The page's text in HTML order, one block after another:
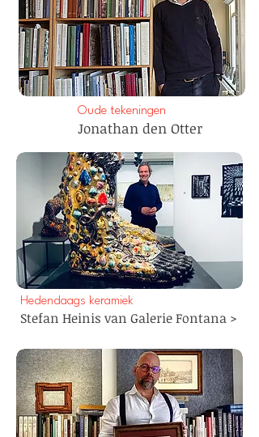
Oude tekeningen
Jonathan den Otter
Hedendaags keramiek
Stefan Heinis van Galerie Fontana >